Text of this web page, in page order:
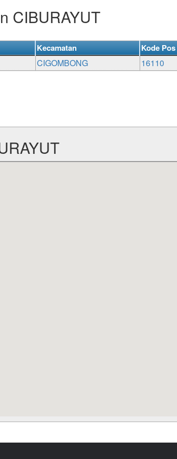
CIBURAYUT
Kecamatan Kode Pos
CIGOMBONG 16110